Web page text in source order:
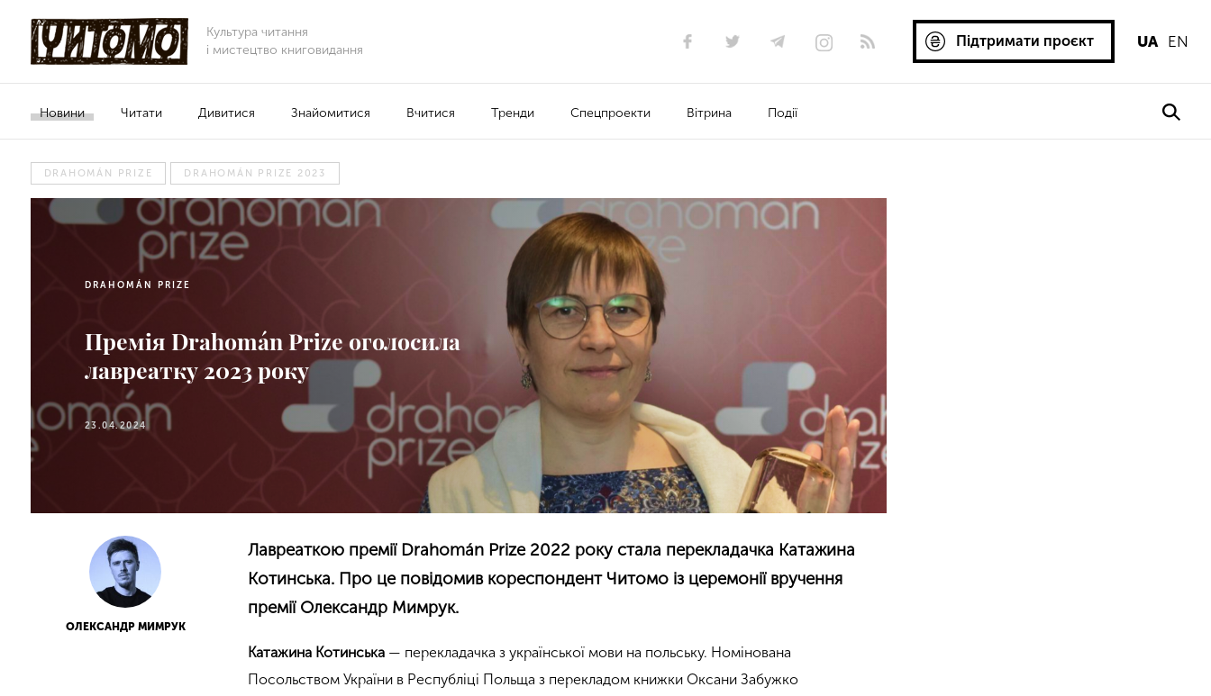
Культура читання
і мистецтво книговидання
UA EN
Підтримати проєкт
Новини Читати Дивитися Знайомитися Вчитися Тренди Спецпроекти Вітрина Події
DRAHOMÁN PRIZE DRAHOMÁN PRIZE 2023
DRAHOMÁN PRIZE
Премія Drahomán Prize оголосила
лавреатку 2023 року
23.04.2024
ОЛЕКСАНДР МИМРУК
Лавреаткою премії Drahomán Prize 2022 року стала перекладачка Катажина
Котинська. Про це повідомив кореспондент Читомо із церемонії вручення
премії Олександр Мимрук.
Катажина Котинська — перекладачка з української мови на польську. Номінована
Посольством України в Республіці Польща з перекладом книжки Оксани Забужко